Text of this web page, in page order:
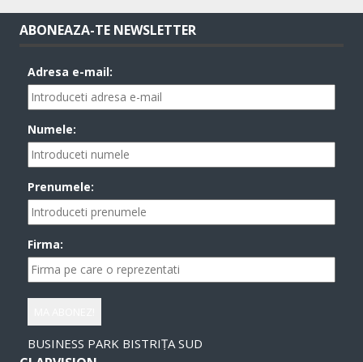
ABONEAZA-TE NEWSLETTER
Adresa e-mail:
Numele:
Prenumele:
Firma:
BUSINESS PARK BISTRIȚA SUD